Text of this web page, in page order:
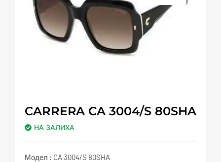
CARRERA CA 3004/S 80SHA
НА ЗАЛИХА
Модел : CA 3004/S 80SHA